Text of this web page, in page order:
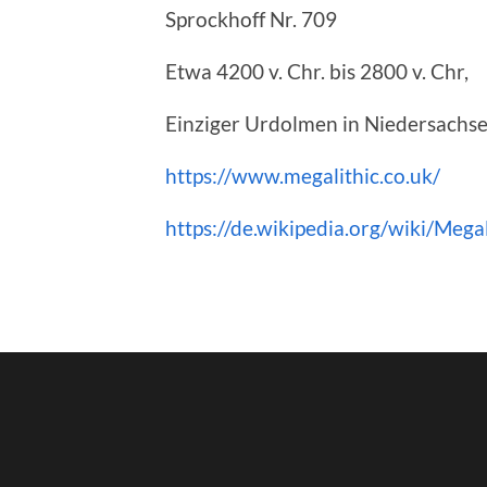
Sprockhoff Nr. 709
Etwa 4200 v. Chr. bis 2800 v. Chr,
Einziger Urdolmen in
https://www.megalithic.co.uk/
https://de.wikipedia.org/wiki/